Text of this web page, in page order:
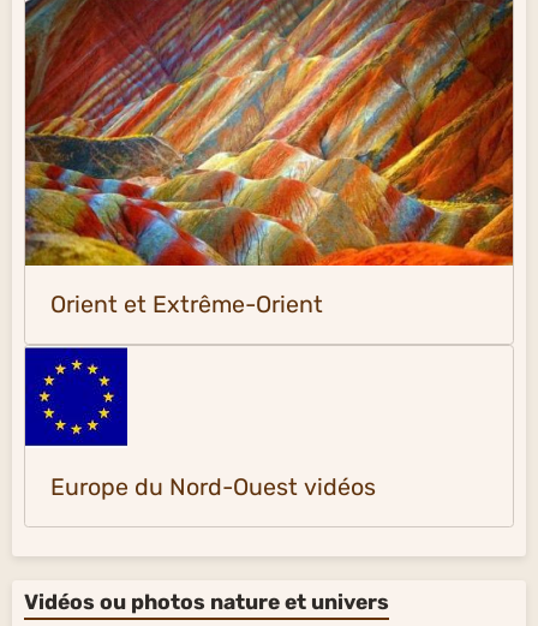
Orient et Extrême-Orient
Europe du Nord-Ouest vidéos
Vidéos ou photos nature et univers